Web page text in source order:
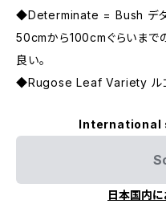
◆Determinate = Bush デター
50cmから100cmぐらいまで
良い。
◆Rugose Leaf Variety ルゴ
International
日本国内